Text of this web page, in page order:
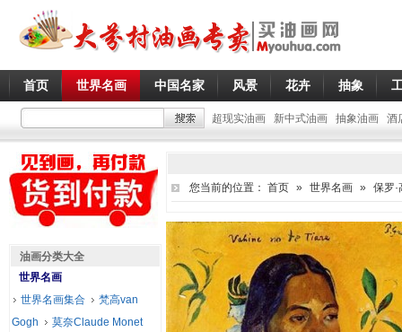
首页 世界名画 中国名家 风景 花卉 抽象
超现实油画 新中式油画 抽象油画 酒
您当前的位置： 首页 » 世界名画 » 保罗
油画分类大全
世界名画
世界名画集合
梵高van
Gogh
莫奈Claude Monet